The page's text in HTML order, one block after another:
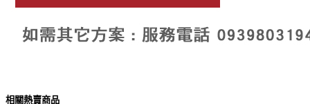
相關熱賣商品